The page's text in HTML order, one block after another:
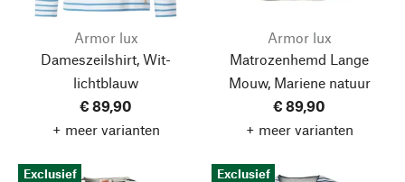
Armor lux
Dameszeilshirt, Wit-
lichtblauw
€ 89,90
+ meer varianten
Armor lux
Matrozenhemd Lange
Mouw, Mariene natuur
€ 89,90
+ meer varianten
Exclusief Exclusief